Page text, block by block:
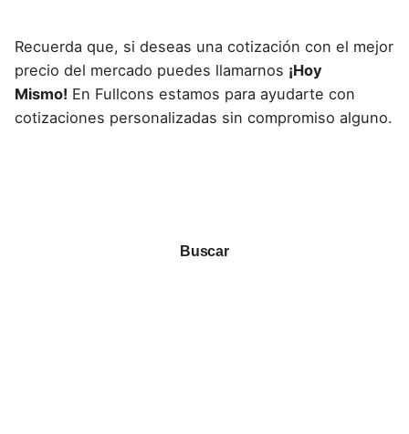
Buscar
Recuerda que, si deseas una cotización con el mejor
precio del mercado puedes llamarnos ¡Hoy
Mismo! En Fullcons estamos para ayudarte con
cotizaciones personalizadas sin compromiso alguno.